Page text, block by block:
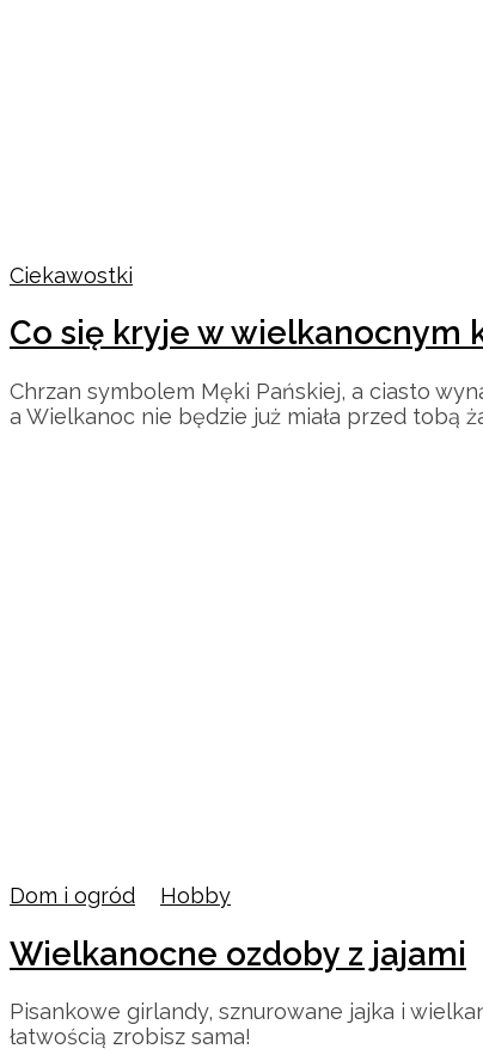
Ciekawostki
Co się kryje w wielkanocnym
Chrzan symbolem Męki Pańskiej, a ciasto
a Wielkanoc nie będzie już miała przed tobą
Dom i ogród Hobby
Wielkanocne ozdoby z jajami
Pisankowe girlandy, sznurowane jajka i
łatwością zrobisz sama!